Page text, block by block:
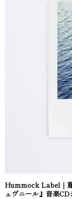
Hummock Label｜
ェヴニール』音楽CD